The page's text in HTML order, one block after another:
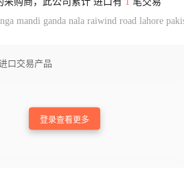
mandi ganda nala raiwind road lahore
口交易产品
登录查看更多